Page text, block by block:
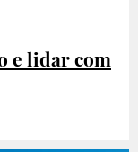
e lidar com